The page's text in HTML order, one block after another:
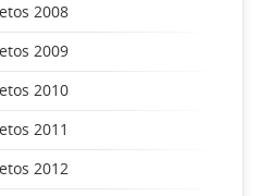
2008
2009
2010
2011
2012